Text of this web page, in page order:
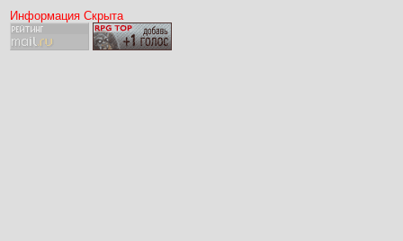
Информация Скрыта